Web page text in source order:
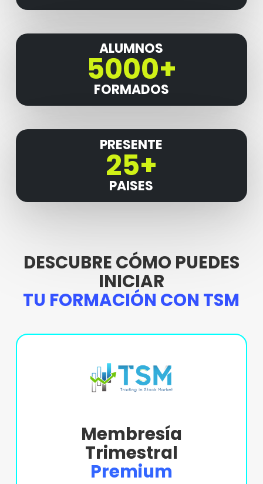
ALUMNOS
5000+
FORMADOS
PRESENTE
25+
PAISES
DESCUBRE CÓMO PUEDES
INICIAR
TU FORMACIÓN CON TSM
Membresía
Trimestral
Premium